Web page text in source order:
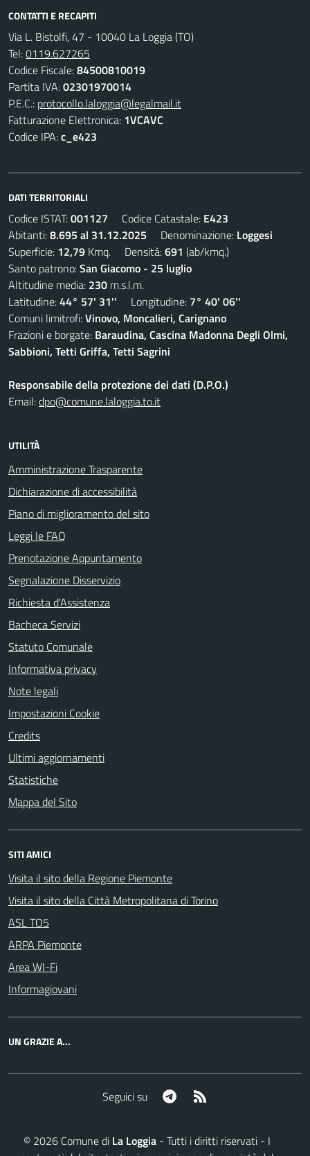
CONTATTI E RECAPITI
Via L. Bistolfi, 47 - 10040 La Loggia (TO)
Tel:0119.627265
Codice Fiscale:84500810019
Partita IVA:02301970014
P.E.C.: protocollo.laloggia@legalmail.it
Fatturazione Elettronica: 1VCAVC
Codice IPA:c_e423
DATI TERRITORIALI
Codice ISTAT:001127 Codice Catastale: E423
Abitanti:8.695 al 31.12.2025 Denominazione: Loggesi
Superficie: 12,79 Kmq. Densità:691 (ab/kmq.)
Santo patrono:San Giacomo - 25 luglio
Altitudine media: 230 m.s.l.m.
Latitudine:44° 57' 31'' Longitudine: 7° 40' 06''
Comuni limitrofi:Vinovo, Moncalieri, Carignano
Frazioni e borgate: Baraudina, Cascina Madonna Degli Olmi,
Sabbioni, Tetti Griffa, Tetti Sagrini
Responsabile della protezione dei dati (D.P.O.)
Email:dpo@comune.laloggia.to.it
UTILITÀ
Amministrazione Trasparente
Dichiarazione di accessibilità
Piano di miglioramento del sito
Leggi le FAQ
Prenotazione Appuntamento
Segnalazione Disservizio
Richiesta d'Assistenza
Bacheca Servizi
Statuto Comunale
Informativa privacy
Note legali
Impostazioni Cookie
Credits
Ultimi aggiornamenti
Statistiche
Mappa del Sito
SITI AMICI
Visita il sito della Regione Piemonte
Visita il sito della Città Metropolitana di Torino
ASL TO5
ARPA Piemonte
Area WI-Fi
Informagiovani
UN GRAZIE A...
Seguici su Telegram
© 2026Comune di La Loggia- Tutti i diritti riservati - I